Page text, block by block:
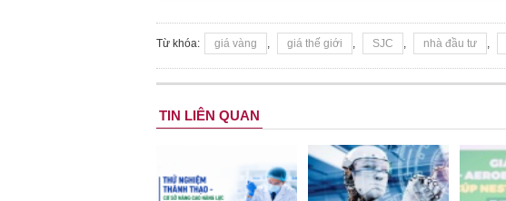
Từ khóa: giá vàng , giá thế giới , SJC , nhà đầu tư ,
TIN LIÊN QUAN